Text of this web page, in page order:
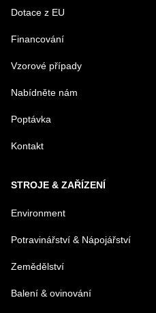
Dotace z EU
Financování
Vzorové případy
Nabídněte nám
Poptávka
Kontakt
STROJE & ZAŘÍZENÍ
Environment
Potravinářství & Nápojářství
Zemědělství
Balení & ovinování